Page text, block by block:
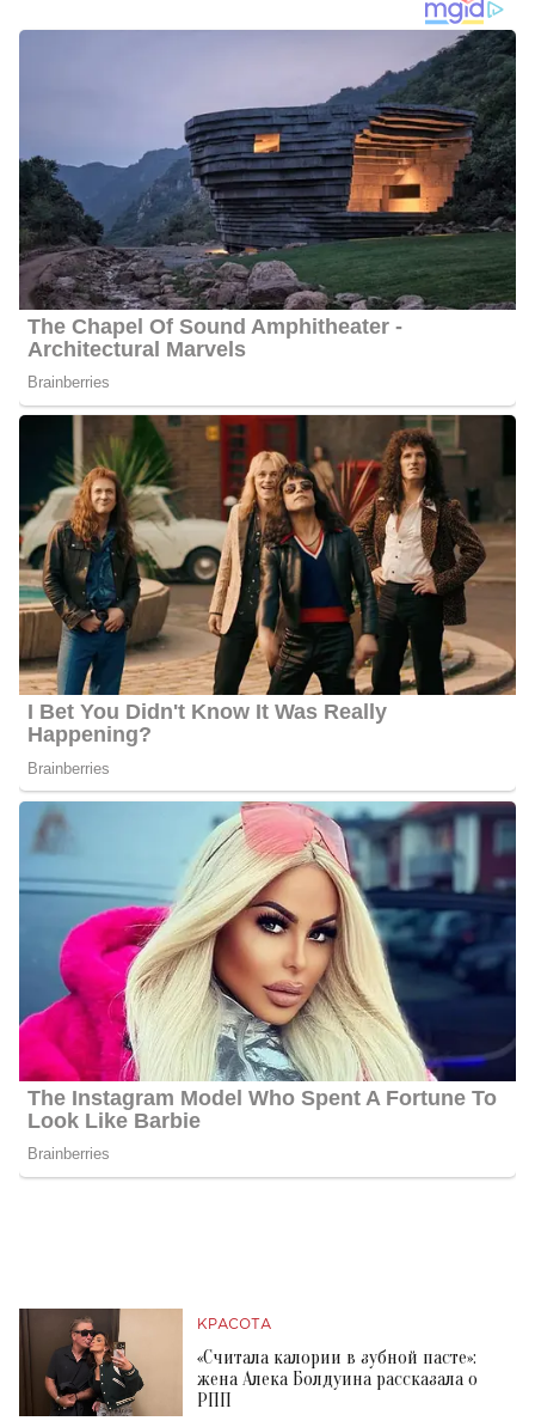
КРАСОТА
«Считала калории в зубной пасте»:
жена Алека Болдуина рассказала о
РПП